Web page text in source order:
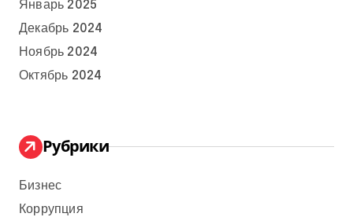
Январь 2025
Декабрь 2024
Ноябрь 2024
Октябрь 2024
Рубрики
Бизнес
Коррупция